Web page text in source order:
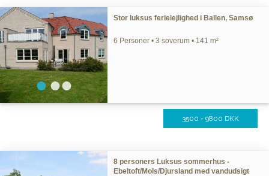
Stor luksus ferielejlighed i Ballen, Samsø
6 Personer • 3 soverum • 141 m²
3500 - 9800 DKK
8 personers Luksus sommerhus -
Ebeltoft/Mols/Djursland med vandudsigt